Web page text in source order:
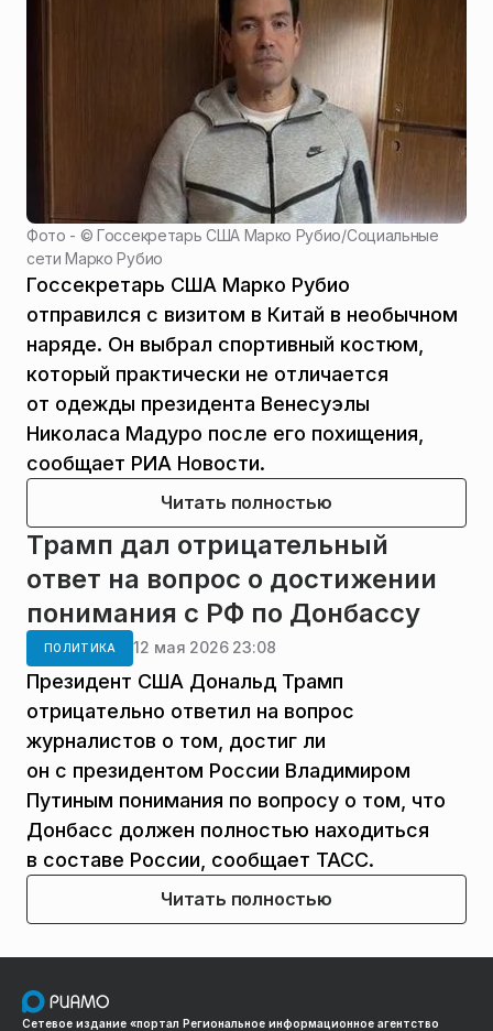
Фото - ©Госсекретарь США Марко Рубио/Социальные
сети Марко Рубио
Госсекретарь США Марко Рубио
отправился с визитом в Китай в необычном
наряде. Он выбрал спортивный костюм,
который практически не отличается
от одежды президента Венесуэлы
Николаса Мадуро после его похищения,
сообщает РИА Новости.
Читать полностью
Трамп дал отрицательный
ответ на вопрос о достижении
понимания с РФ по Донбассу
ПОЛИТИКА 12 мая 2026 23:08
Президент США Дональд Трамп
отрицательно ответил на вопрос
журналистов о том, достиг ли
он с президентом России Владимиром
Путиным понимания по вопросу о том, что
Донбасс должен полностью находиться
в составе России, сообщает ТАСС.
Читать полностью
Сетевое издание «портал Региональное информационное агентство